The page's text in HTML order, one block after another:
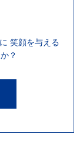
笑顔を与える
？